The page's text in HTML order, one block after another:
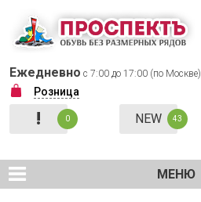
Ежедневно с 7:00 до 17:00 (по Москве)
Розница
! 0 NEW 43
МЕНЮ